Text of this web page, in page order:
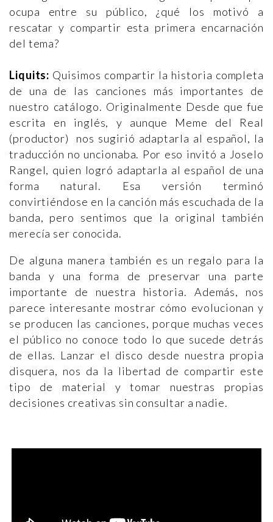
ocupa entre su público, ¿qué los motivó a
rescatar y compartir esta primera encarnación
del tema?
Liquits: Quisimos compartir la historia completa
de una de las canciones más importantes de
nuestro catálogo. Originalmente Desde que fue
escrita en inglés, y aunque Meme del Real
(productor) nos sugirió adaptarla al español, la
traducción no uncionaba. Por eso invitó a Joselo
Rangel, quien logró adaptarla al español de una
forma natural. Esa versión terminó
convirtiéndose en la canción más escuchada de la
banda, pero sentimos que la original también
merecía ser conocida.
De alguna manera también es un regalo para la
banda y una forma de preservar una parte
importante de nuestra historia. Además, nos
parece interesante mostrar cómo evolucionan y
se producen las canciones, porque muchas veces
el público no conoce todo lo que sucede detrás
de ellas. Lanzar el disco desde nuestra propia
disquera, nos da la libertad de compartir este
tipo de material y tomar nuestras propias
decisiones creativas sin consultar a nadie.